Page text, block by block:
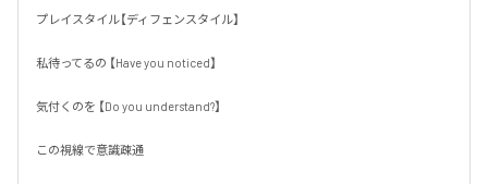
プレイスタイル【ディフェンスタイル】
私待ってるの 【Have you noticed】
気付くのを 【Do you understand?】
この視線で意識疎通